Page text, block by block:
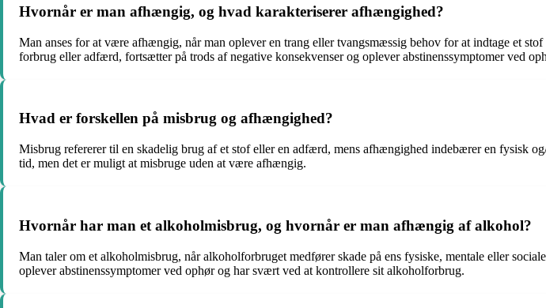
Hvornår er man afhængig, og hvad karakteriserer afhængighed?
Man anses for at være afhængig, når man oplever en trang eller tvangsmæssig behov for at indtage et
forbrug eller adfærd, fortsætter på trods af negative konsekvenser og oplever abstinenssymptomer ved
Hvad er forskellen på misbrug og afhængighed?
Misbrug refererer til en skadelig brug af et stof eller en adfærd, mens afhængighed indebærer en
tid, men det er muligt at misbruge uden at være afhængig.
Hvornår har man et alkoholmisbrug, og hvornår er man afhængig af alkohol?
Man taler om et alkoholmisbrug, når alkoholforbruget medfører skade på ens fysiske, mentale eller
oplever abstinenssymptomer ved ophør og har svært ved at kontrollere sit alkoholforbrug.